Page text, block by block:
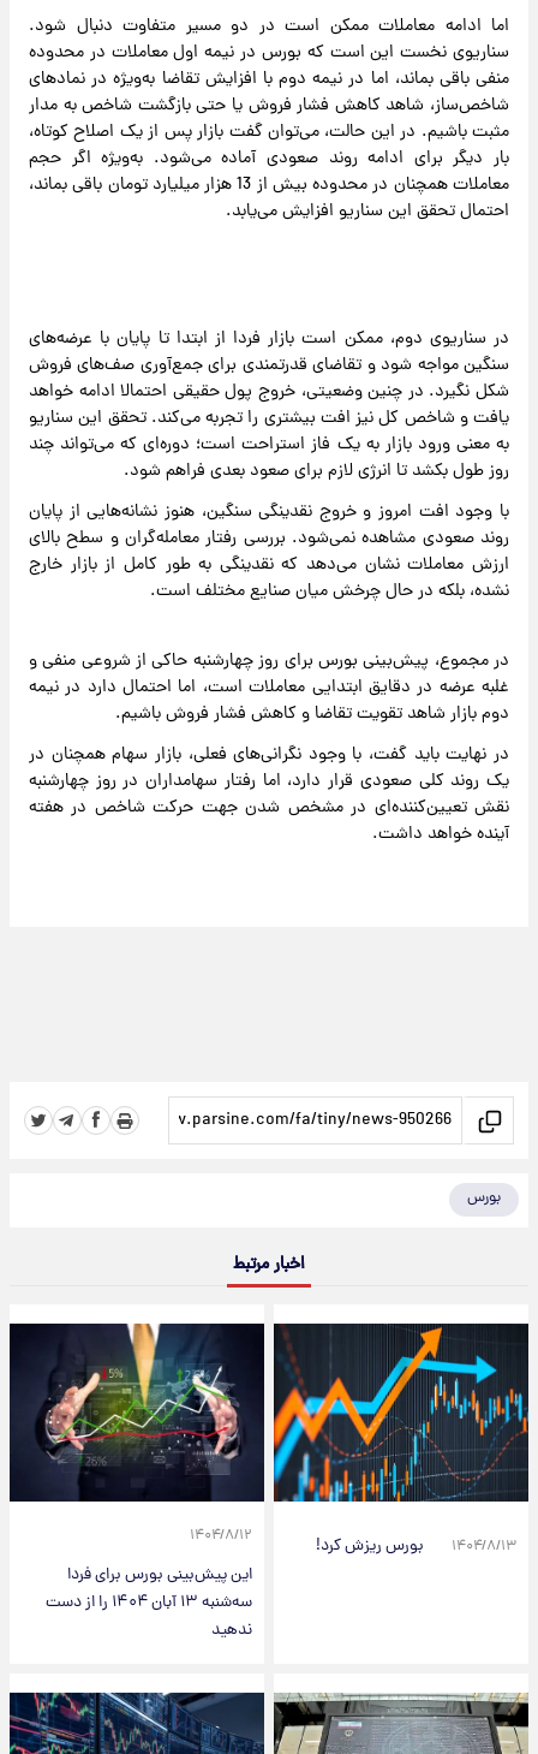
اما ادامه معاملات ممکن است در دو مسیر متفاوت دنبال شود.
سناریوی نخست این است که بورس در نیمه اول معاملات در محدوده
منفی باقی بماند، اما در نیمه دوم با افزایش تقاضا به‌ویژه در نمادهای
شاخص‌ساز، شاهد کاهش فشار فروش یا حتی بازگشت شاخص به مدار
مثبت باشیم. در این حالت، می‌توان گفت بازار پس از یک اصلاح کوتاه،
بار دیگر برای ادامه روند صعودی آماده می‌شود. به‌ویژه اگر حجم
معاملات همچنان در محدوده بیش از 13 هزار میلیارد تومان باقی بماند،
احتمال تحقق این سناریو افزایش می‌یابد.
در سناریوی دوم، ممکن است بازار فردا از ابتدا تا پایان با عرضه‌های
سنگین مواجه شود و تقاضای قدرتمندی برای جمع‌آوری صف‌های فروش
شکل نگیرد. در چنین وضعیتی، خروج پول حقیقی احتمالا ادامه خواهد
یافت و شاخص کل نیز افت بیشتری را تجربه می‌کند. تحقق این سناریو
به معنی ورود بازار به یک فاز استراحت است؛ دوره‌ای که می‌تواند چند
روز طول بکشد تا انرژی لازم برای صعود بعدی فراهم شود.
با وجود افت امروز و خروج نقدینگی سنگین، هنوز نشانه‌هایی از پایان
روند صعودی مشاهده نمی‌شود. بررسی رفتار معامله‌گران و سطح بالای
ارزش معاملات نشان می‌دهد که نقدینگی به طور کامل از بازار خارج
نشده، بلکه در حال چرخش میان صنایع مختلف است.
در مجموع، پیش‌بینی بورس برای روز چهارشنبه حاکی از شروعی منفی و
غلبه عرضه در دقایق ابتدایی معاملات است، اما احتمال دارد در نیمه
دوم بازار شاهد تقویت تقاضا و کاهش فشار فروش باشیم.
در نهایت باید گفت، با وجود نگرانی‌های فعلی، بازار سهام همچنان در
یک روند کلی صعودی قرار دارد، اما رفتار سهامداران در روز چهارشنبه
نقش تعیین‌کننده‌ای در مشخص شدن جهت حرکت شاخص در هفته
آینده خواهد داشت.
بورس
اخبار مرتبط
۱۴۰۴/۸/۱۳ بورس ریزش کرد! ۱۴۰۴/۸/۱۲
این پیش‌بینی بورس برای فردا
سه‌شنبه ۱۳ آبان ۱۴۰۴ را از دست
ندهید